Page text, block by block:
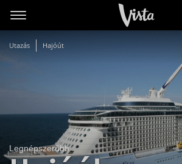
Utazás Hajóút
Legnépszerűbb